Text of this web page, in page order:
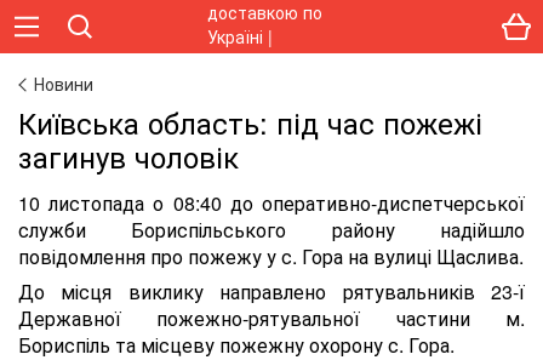
Новини
Київська область: під час пожежі
загинув чоловік
10 листопада о 08:40 до оперативно-диспетчерської
служби Бориспільського району надійшло
повідомлення про пожежу у с. Гора на вулиці Щаслива.
До місця виклику направлено рятувальників 23-ї
Державної пожежно-рятувальної частини м.
Бориспіль та місцеву пожежну охорону с. Гора.